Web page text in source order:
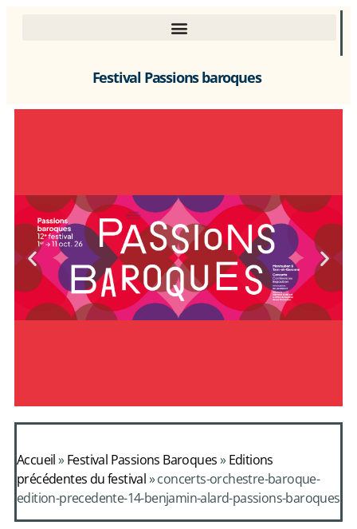
Festival Passions baroques
Accueil»Festival Passions Baroques»Editions
précédentes du festival»concerts-orchestre-baroque-
edition-precedente-14-benjamin-alard-passions-baroques